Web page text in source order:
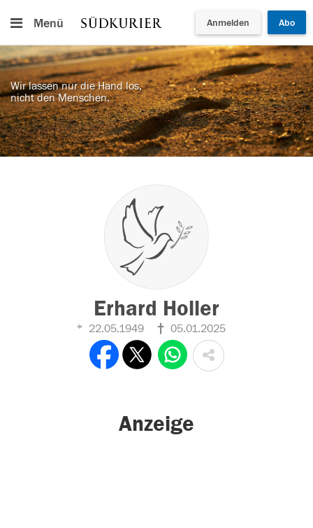
Menü Anmelden Abo
Wir lassen nur die Hand los,
nicht den Menschen.
Erhard Holler
22.05.1949 05.01.2025
Anzeige